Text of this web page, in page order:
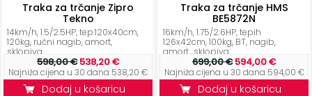
Traka za trčanje Zipro
Tekno
14km/h, 1.5/2.5HP, tep.120x40cm,
120kg, ručni nagib, amort,
sklopiva...
598,00 €538,20 €
Najniža cijena u 30 dana 538,20 €
Dodaj u košaricu
Traka za trčanje HMS
BE5872N
16km/h, 1.75/2.6HP, tepih
126x42cm, 100kg, BT, nagib,
amort., sklopiva
699,00 €594,00 €
Najniža cijena u 30 dana 594,00 €
Dodaj u košaricu